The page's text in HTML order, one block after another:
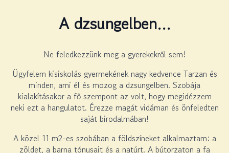
A dzsungelben…
Ne feledkezzünk meg a gyerekekről sem!
Ügyfelem kisiskolás gyermekének nagy kedvence Tarzan és
minden, ami él és mozog a dzsungelben. Szobája
kialakításakor a fő szempont az volt, hogy megidézzem
neki ezt a hangulatot. Érezze magát vidáman és önfeledten
saját birodalmában!
A közel 11 m2-es szobában a földszíneket alkalmaztam: a
zöldet, a barna tónusait és a natúrt. A bútorzaton a fa